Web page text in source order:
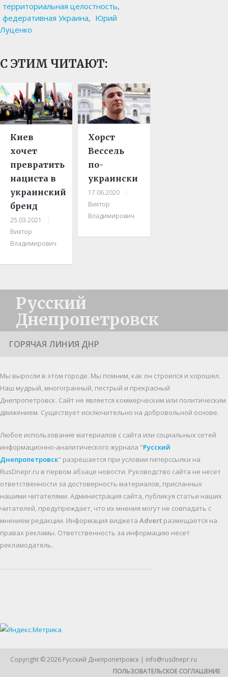
территориальная целостность,
федеративная Украина, Юрий
Луценко
С ЭТИМ ЧИТАЮТ:
Киев
хочет
превратить
нациста в
украинский
бренд
25.03.2021
Виктор
Владимирович
Хорст
Вессель
по-
украински
17.06.2020
Виктор
Владимирович
Русский
Днепропетровск
ГОРЯЧАЯ ЛИНИЯ ДНР
Мы выросли в этом городе. Мы помним, как он строился и хорошел.
Наш мудрый, многогранный, пестрый и прекрасный
Днепропетровск. Cайт не является коммерческим или политическим
движением. Существует исключительно на добровольной основе.
Любое использование материалов c сайта или социальных сетей
информационно-аналитического журнала "Русский
Днепропетровск" разрешается при условии гиперссылки на
RusDnepr.ru в первом абзаце новости. Руководство сайта не несет
ответственности за достоверность материалов, присланных
нашими читателями. Администрация сайта, публикуя статьи наших
читателей, предупреждает, что их мнения могут не совпадать с
мнением редакции. Информация виджета Advert размещается на
правах рекламы. Ответственность за информацию несет
рекламодатель.
Copyright © 2026 Русский Днепропетровск | info@rusdnepr.ru
ПОЛЬЗОВАТЕЛЬСКОЕ СОГЛАШЕНИЕ